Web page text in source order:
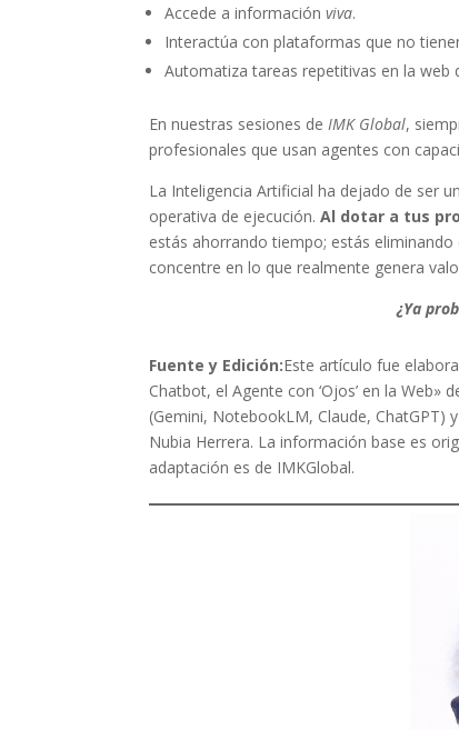
Accede a informaciónviva.
Interactúa con plataformas que no
Automatiza tareas repetitivas en la web
En nuestras sesiones de IMK Global,
profesionales que usan agentes con
La Inteligencia Artificial ha dejado de ser
operativa de ejecución.Al dotar a tus
estás ahorrando tiempo; estás
concentre en lo que realmente genera
¿Ya
Fuente y Edición:Este artículo fue
Chatbot, el Agente con ‘Ojos’ en la
(Gemini, NotebookLM, Claude, ChatGPT)
Nubia Herrera. La información base es
adaptación es de IMKGlobal.